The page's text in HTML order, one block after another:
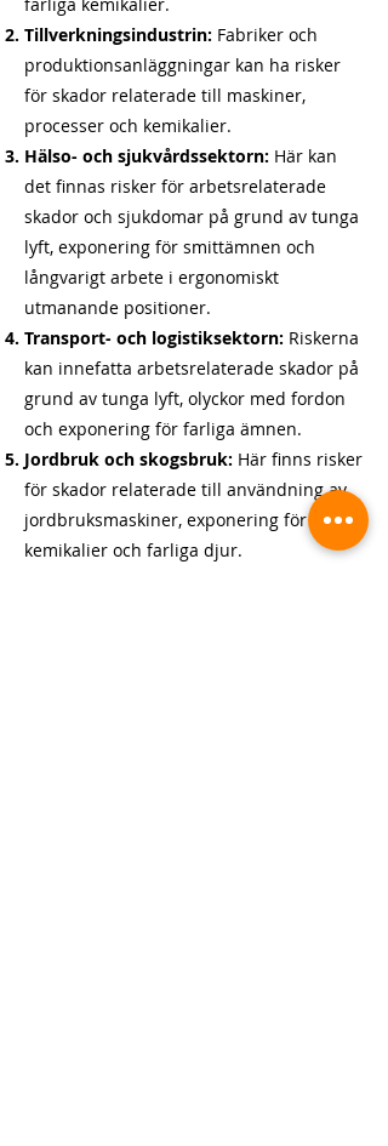
Tillverkningsindustrin: Fabriker och
produktionsanläggningar kan ha risker
för skador relaterade till maskiner,
processer och kemikalier.
Hälso- och sjukvårdssektorn: Här kan
det finnas risker för arbetsrelaterade
skador och sjukdomar på grund av tunga
lyft, exponering för smittämnen och
långvarigt arbete i ergonomiskt
utmanande positioner.
Transport- och logistiksektorn: Riskerna
kan innefatta arbetsrelaterade skador på
grund av tunga lyft, olyckor med fordon
och exponering för farliga ämnen.
Jordbruk och skogsbruk: Här finns risker
för skador relaterade till användning av
jordbruksmaskiner, exponering för
kemikalier och farliga djur.